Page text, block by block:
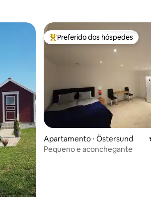
Entre os melhores preferidos
Preferido dos hóspedes
Apartamento ⋅ Östersund
Pequeno e aconchegante